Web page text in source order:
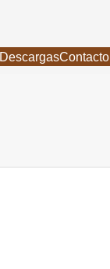
DescargasContacto